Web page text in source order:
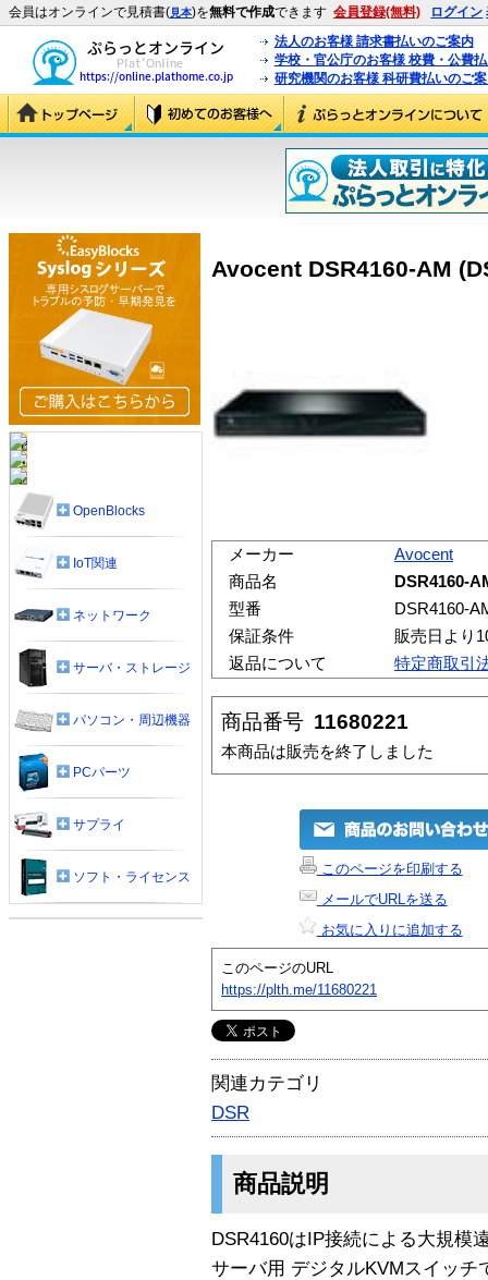
会員はオンラインで見積書(見本)を無料で作成できます 会員登録(無料) ログイン
法人のお客様 請求書払いのご案内
学校・官公庁のお客様 校費・公費
研究機関のお客様 科研費払いのご
Avocent DSR4160-AM
メーカー
Avocent
商品名
DSR4160-
型番
DSR4160-
保証条件
販売日より
返品について
特定商取引
商品番号 11680221
本商品は販売を終了しました
このページを印刷する
メールでURLを送る
お気に入りに追加する
このページのURL
https://plth.me/11680221
関連カテゴリ
DSR
商品説明
DSR4160はIP接続による大規模
サーバ用 デジタルKVMスイッチ
OpenBlocks
IoT関連
ネットワーク
サーバ・ストレージ
パソコン・周辺機器
PCパーツ
サプライ
ソフト・ライセンス